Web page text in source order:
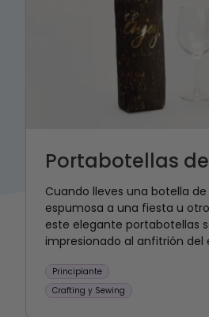
Portabotellas
Cuando lleves una botella
espumosa a una fiesta u
este elegante portabotellas
impresionado al anfitrión del
Principiante
Crafting y Sewing